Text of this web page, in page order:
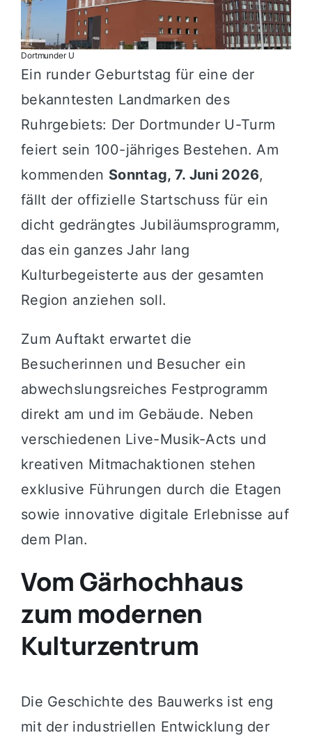
Dortmunder U
Ein runder Geburtstag für eine der
bekanntesten Landmarken des
Ruhrgebiets: Der Dortmunder U-Turm
feiert sein 100-jähriges Bestehen. Am
kommenden Sonntag, 7. Juni 2026,
fällt der offizielle Startschuss für ein
dicht gedrängtes Jubiläumsprogramm,
das ein ganzes Jahr lang
Kulturbegeisterte aus der gesamten
Region anziehen soll.
Zum Auftakt erwartet die
Besucherinnen und Besucher ein
abwechslungsreiches Festprogramm
direkt am und im Gebäude. Neben
verschiedenen Live-Musik-Acts und
kreativen Mitmachaktionen stehen
exklusive Führungen durch die Etagen
sowie innovative digitale Erlebnisse auf
dem Plan.
Vom Gärhochhaus
zum modernen
Kulturzentrum
Die Geschichte des Bauwerks ist eng
mit der industriellen Entwicklung der